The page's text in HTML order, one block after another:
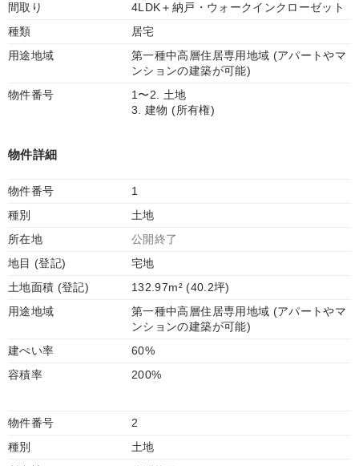
間取り
4LDK＋納戸・ウォークインクローゼット
種類
居宅
用途地域
第一種中高層住居専用地域 (アパートやマ
ンションの建築が可能)
物件番号
1〜2. 土地
3. 建物 (所有権)
物件詳細
物件番号
1
種別
土地
所在地
公開終了
地目 (登記)
宅地
土地面積 (登記)
132.97m² (40.2坪)
用途地域
第一種中高層住居専用地域 (アパートやマ
ンションの建築が可能)
建ぺい率
60%
容積率
200%
物件番号
2
種別
土地